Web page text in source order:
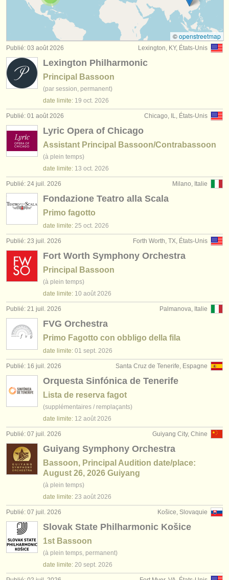
instruments à vendre
instruments volés
annuaires:
orchestres et l'opéra
conservatoires
orchestres de jeunes
musicalchairs:
a propos de musicalchairs
contactez nous
rss feeds
actualités musique classique
éditeurs:
ajouter votre annonce
find out about ourATS
faq
s'identifier
concours de basson
achat basson
basson perdu (51)
©openstreetmap
Lexington, KY, États-Unis
Publié: 03 août 2026
Lexington Philharmonic
Principal Bassoon
(par session, permanent)
date limite: 19 oct. 2026
Chicago, IL, États-Unis
Publié: 01 août 2026
Lyric Opera of Chicago
Assistant Principal Bassoon/Contrabassoon
(à plein temps)
date limite: 13 oct. 2026
Milano, Italie
Publié: 24 juil. 2026
Fondazione Teatro alla Scala
Primo fagotto
date limite: 25 oct. 2026
Forth Worth, TX, États-Unis
Publié: 23 juil. 2026
Fort Worth Symphony Orchestra
Principal Bassoon
(à plein temps)
date limite: 10 août 2026
Palmanova, Italie
Publié: 21 juil. 2026
FVG Orchestra
Primo Fagotto con obbligo della fila
date limite: 01 sept. 2026
Santa Cruz de Tenerife, Espagne
Publié: 16 juil. 2026
Orquesta Sinfónica de Tenerife
Lista de reserva fagot
(supplémentaires / remplaçants)
date limite: 12 août 2026
Guiyang City, Chine
Publié: 07 juil. 2026
Guiyang Symphony Orchestra
Bassoon, Principal Audition date/place:
August 26, 2026 Guiyang
(à plein temps)
date limite: 23 août 2026
Košice, Slovaquie
Publié: 07 juil. 2026
Slovak State Philharmonic Košice
1st Bassoon
(à plein temps, permanent)
date limite: 20 sept. 2026